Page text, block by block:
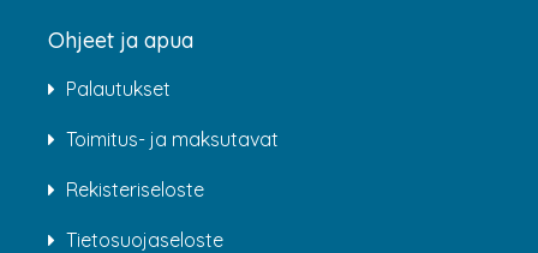
Ohjeet ja apua
Palautukset
Toimitus- ja maksutavat
Rekisteriseloste
Tietosuojaseloste